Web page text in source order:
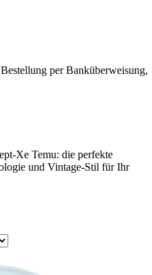
per Banküberweisung,
Xe Temu: die perfekte
und Vintage-Stil für Ihr